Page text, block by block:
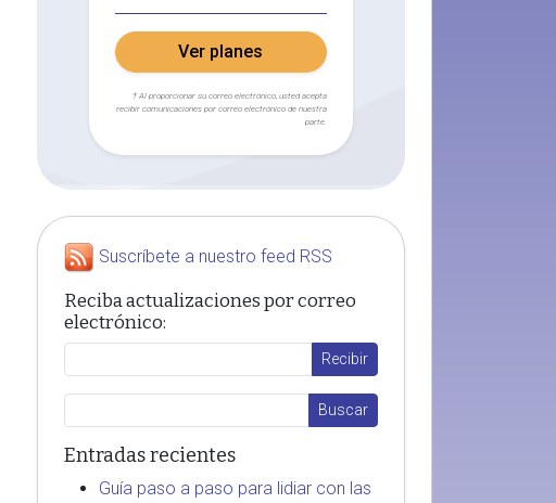
Ver planes
† Al proporcionar su correo electrónico, usted acepta
recibir comunicaciones por correo electrónico de nuestra
parte.
Suscríbete a nuestro feed RSS
Reciba actualizaciones por correo
electrónico:
Entradas recientes
Guía paso a paso para lidiar con las